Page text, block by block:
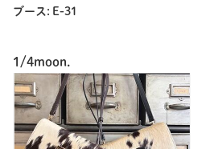
ブース: E-31
1/4moon.